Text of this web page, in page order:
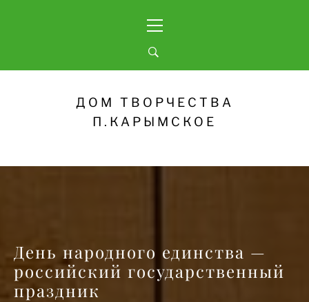
Menu
ДОМ ТВОРЧЕСТВА
П.КАРЫМСКОЕ
День народного единства —
российский государственный
праздник